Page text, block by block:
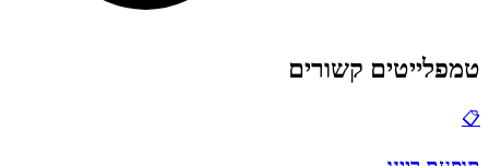
טמפלייטים קשורים
📋